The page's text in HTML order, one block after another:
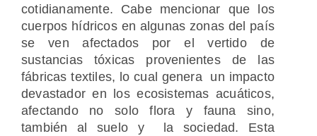
cotidianamente. Cabe mencionar que los
cuerpos hídricos en algunas zonas del país
se ven afectados por el vertido de
sustancias tóxicas provenientes de las
fábricas textiles, lo cual genera un impacto
devastador en los ecosistemas acuáticos,
afectando no solo flora y fauna sino,
también al suelo y la sociedad. Esta